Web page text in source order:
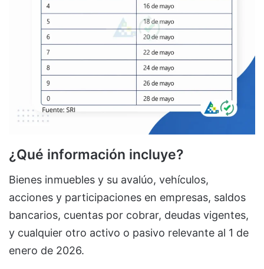
¿Qué información incluye?
Bienes inmuebles y su avalúo, vehículos,
acciones y participaciones en empresas, saldos
bancarios, cuentas por cobrar, deudas vigentes,
y cualquier otro activo o pasivo relevante al 1 de
enero de 2026.